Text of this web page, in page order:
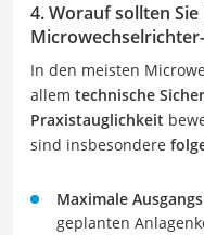
4. Worauf sollten
In den meisten
allem technische
Praxistauglichkeit
sind insbesondere
Maximale
geplanten